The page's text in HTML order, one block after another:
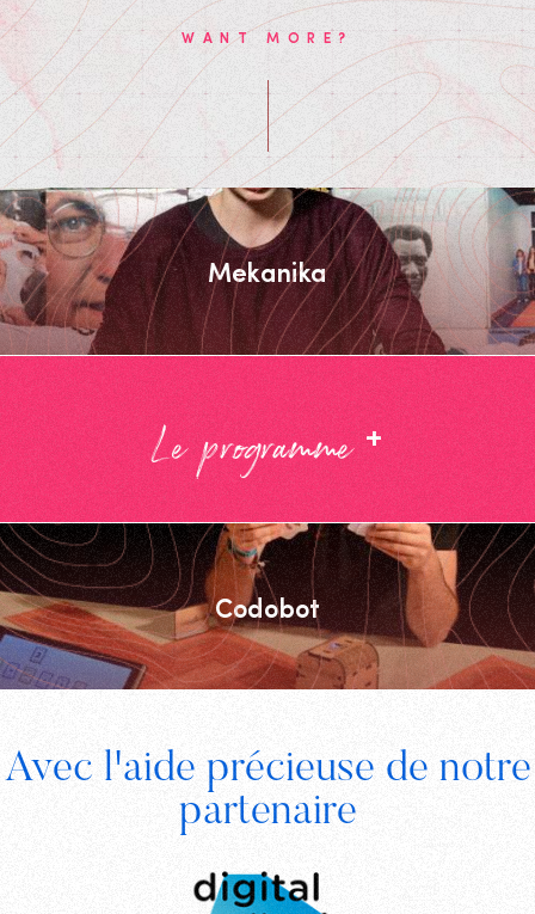
WANT MORE?
Mekanika
Le programme +
Codobot
Avec l'aide précieuse de notre
partenaireDigital